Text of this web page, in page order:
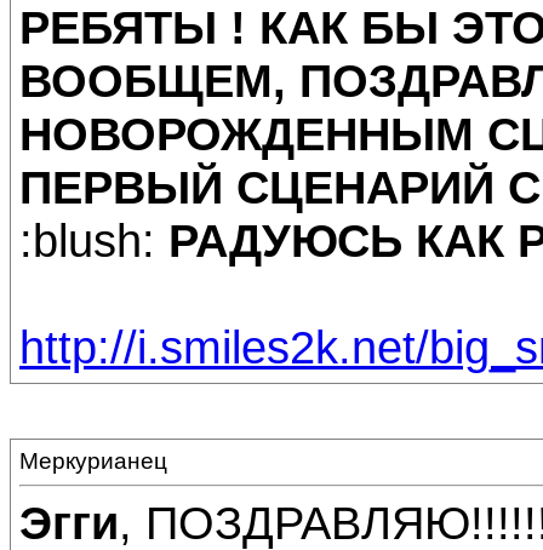
РЕБЯТЫ ! КАК БЫ
ВООБЩЕМ,
НОВОРОЖДЕННЫМ
ПЕРВЫЙ СЦЕНАРИЙ
:blush: РАДУЮСЬ КАК
http://i.smiles2k.net/
Меркурианец
Эгги,